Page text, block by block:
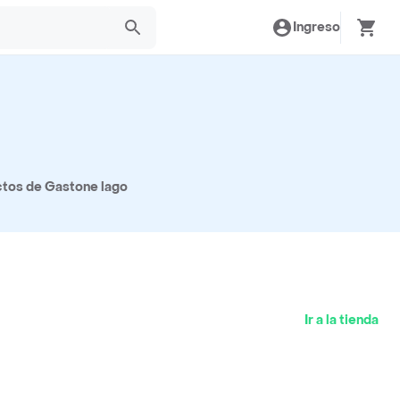
Ingreso
de Gastone lago
Ir a la tienda